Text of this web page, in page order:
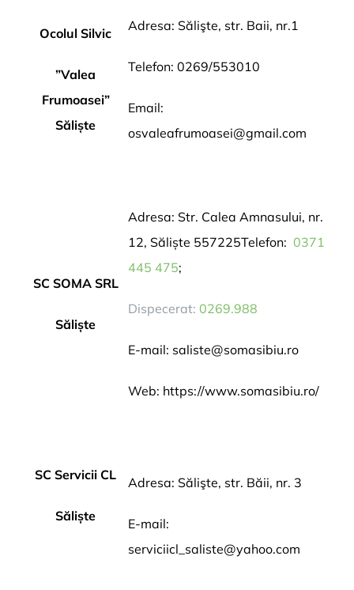
Ocolul Silvic
”Valea
Frumoasei”
Săliște
Adresa: Sălişte, str. Baii, nr.1
Telefon: 0269/553010
Email:
osvaleafrumoasei@gmail.com
SC SOMA SRL
Săliște
Adresa: Str. Calea Amnasului, nr.
12, Săliște 557225Telefon: 0371
445 475;
Dispecerat: 0269.988
E-mail: saliste@somasibiu.ro
Web: https://www.somasibiu.ro/
SC Servicii CL
Săliște
Adresa: Sălişte, str. Băii, nr. 3
E-mail:
serviciicl_saliste@yahoo.com